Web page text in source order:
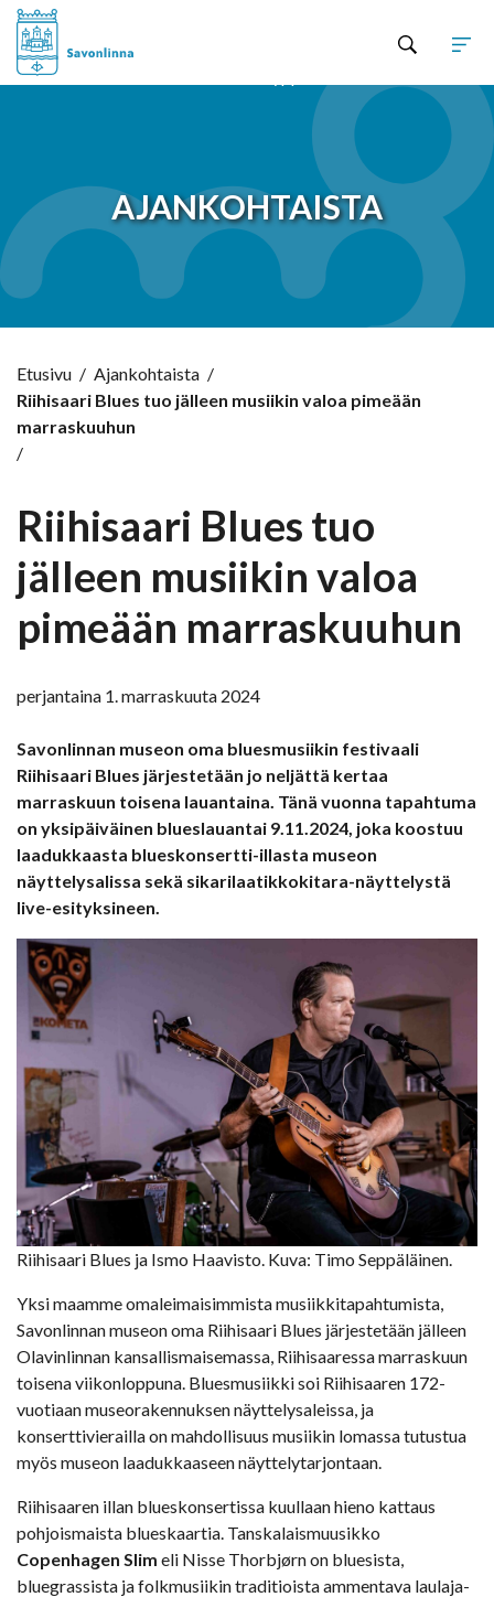
AJANKOHTAISTA
Etusivu / Ajankohtaista /
Riihisaari Blues tuo jälleen musiikin valoa pimeään
marraskuuhun
/
Riihisaari Blues tuo
jälleen musiikin valoa
pimeään marraskuuhun
perjantaina 1. marraskuuta 2024
Savonlinnan museon oma bluesmusiikin festivaali
Riihisaari Blues järjestetään jo neljättä kertaa
marraskuun toisena lauantaina. Tänä vuonna tapahtuma
on yksipäiväinen blueslauantai 9.11.2024, joka koostuu
laadukkaasta blueskonsertti-illasta museon
näyttelysalissa sekä sikarilaatikkokitara-näyttelystä
live-esityksineen.
Riihisaari Blues ja Ismo Haavisto. Kuva: Timo Seppäläinen.
Yksi maamme omaleimaisimmista musiikkitapahtumista,
Savonlinnan museon oma Riihisaari Blues järjestetään jälleen
Olavinlinnan kansallismaisemassa, Riihisaaressa marraskuun
toisena viikonloppuna. Bluesmusiikki soi Riihisaaren 172-
vuotiaan museorakennuksen näyttelysaleissa, ja
konserttivierailla on mahdollisuus musiikin lomassa tutustua
myös museon laadukkaaseen näyttelytarjontaan.
Riihisaaren illan blueskonsertissa kuullaan hieno kattaus
pohjoismaista blueskaartia. Tanskalaismuusikko
Copenhagen Slim eli Nisse Thorbjørn on bluesista,
bluegrassista ja folkmusiikin traditioista ammentava laulaja-